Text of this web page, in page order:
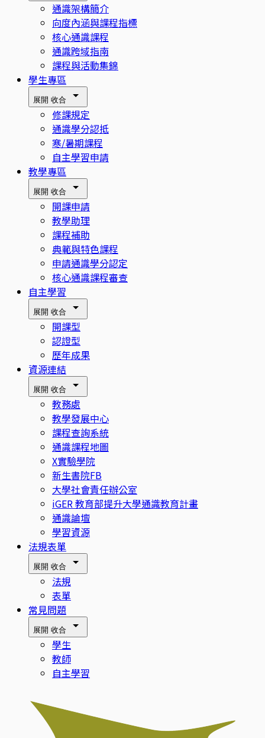
通識架構簡介
向度內涵與課程指標
核心通識課程
通識跨域指南
課程與活動集錦
學生專區
展開 收合
修課規定
通識學分認抵
寒/暑期課程
自主學習申請
教學專區
展開 收合
開課申請
教學助理
課程補助
典範與特色課程
申請通識學分認定
核心通識課程審查
自主學習
展開 收合
開課型
認證型
歷年成果
資源連結
展開 收合
教務處
教學發展中心
課程查詢系統
通識課程地圖
X實驗學院
新生書院FB
大學社會責任辦公室
iGER 教育部提升大學通識教育計畫
通識論壇
學習資源
法規表單
展開 收合
法規
表單
常見問題
展開 收合
學生
教師
自主學習